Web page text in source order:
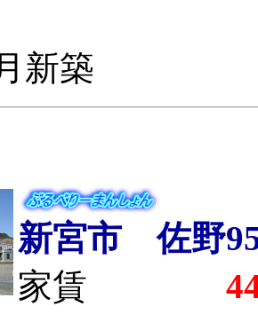
新築
新宮市 佐野
家賃